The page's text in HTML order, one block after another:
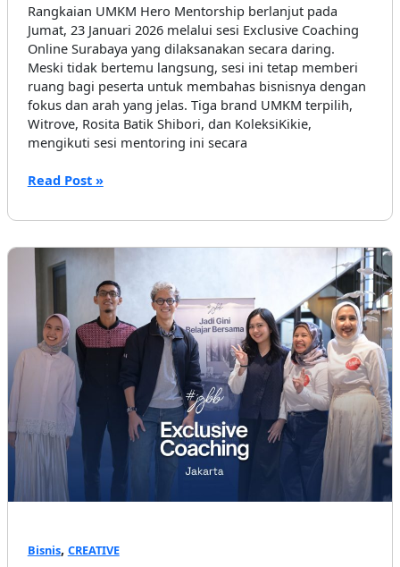
Rangkaian UMKM Hero Mentorship berlanjut pada
Jumat, 23 Januari 2026 melalui sesi Exclusive Coaching
Online Surabaya yang dilaksanakan secara daring.
Meski tidak bertemu langsung, sesi ini tetap memberi
ruang bagi peserta untuk membahas bisnisnya dengan
fokus dan arah yang jelas. Tiga brand UMKM terpilih,
Witrove, Rosita Batik Shibori, dan KoleksiKikie,
mengikuti sesi mentoring ini secara
Exclusive
Percakapan
Mengalir,
Fokus
yang
Tetap
Terjaga
Read Post »
Bisnis, CREATIVE